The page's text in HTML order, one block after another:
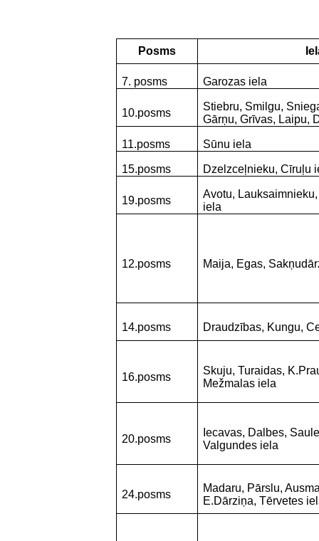
Posms
7. posms Garozas iela
10.posms
Stiebru, Smilgu,
Gārņu, Grīvas, Laipu,
11.posms Sūnu iela
15.posms Dzelzceļnieku, Cīruļu
19.posms
Avotu,
iela
12.posms Maija, Egas,
14.posms Draudzības, Kungu,
16.posms
Skuju, Turaidas,
Mežmalas iela
20.posms
Iecavas, Dalbes,
Valgundes iela
24.posms
Madaru, Pārslu,
E.Dārziņa, Tērvetes